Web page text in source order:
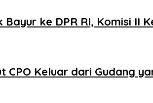
ke DPR RI, Komisi II
Keluar dari Gudang